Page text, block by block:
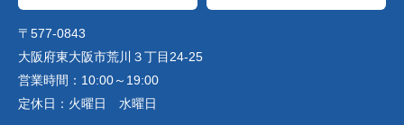
〒577-0843
大阪府東大阪市荒川３丁目24-25
営業時間： 10:00～19:00
定休日： 火曜日 水曜日